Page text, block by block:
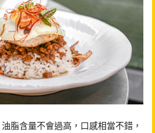
脂含量不會過高，口感相當不錯，